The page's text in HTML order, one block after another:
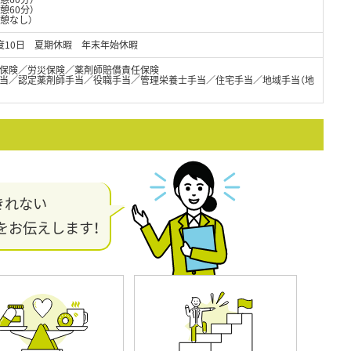
分）
し）
10日 夏期休暇 年末年始休暇
険／労災保険／薬剤師賠償責任保険
／認定薬剤師手当／役職手当／管理栄養士手当／住宅手当／地域手当（地
ない
お伝えします！